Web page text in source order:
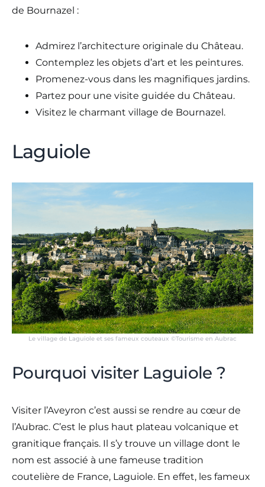
de Bournazel :
Admirez l’architecture originale du Château.
Contemplez les objets d’art et les peintures.
Promenez-vous dans les magnifiques jardins.
Partez pour une visite guidée du Château.
Visitez le charmant village de Bournazel.
Laguiole
Le village de Laguiole et ses fameux couteaux ©Tourisme en Aubrac
Pourquoi visiter Laguiole ?
Visiter l’Aveyron c’est aussi se rendre au cœur de
l’Aubrac. C’est le plus haut plateau volcanique et
granitique français. Il s’y trouve un village dont le
nom est associé à une fameuse tradition
coutelière de France, Laguiole. En effet, les fameux